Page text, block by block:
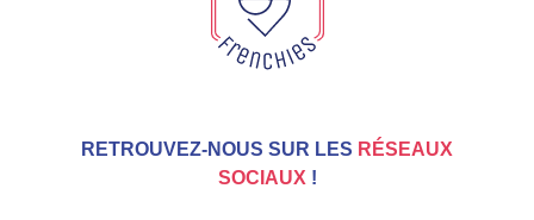
RETROUVEZ-NOUS SUR LES RÉSEAUX
SOCIAUX !